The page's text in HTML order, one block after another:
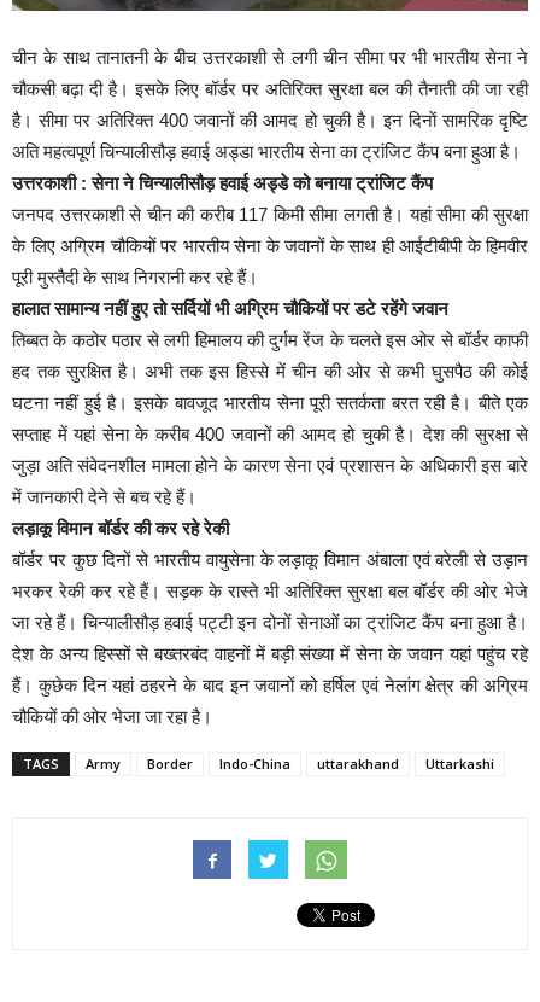
चीन के साथ तानातनी के बीच उत्तरकाशी से लगी चीन सीमा पर भी भारतीय सेना ने
चौकसी बढ़ा दी है। इसके लिए बॉर्डर पर अतिरिक्त सुरक्षा बल की तैनाती की जा रही
है। सीमा पर अतिरिक्त 400 जवानों की आमद हो चुकी है। इन दिनाें सामरिक दृष्टि
अति महत्वपूर्ण चिन्यालीसौड़ हवाई अड्डा भारतीय सेना का ट्रांजिट कैंप बना हुआ है।
उत्तरकाशी : सेना ने चिन्यालीसौड़ हवाई अड्डे को बनाया ट्रांजिट कैंप
जनपद उत्तरकाशी से चीन की करीब 117 किमी सीमा लगती है। यहां सीमा की सुरक्षा
के लिए अग्रिम चौकियों पर भारतीय सेना के जवानों के साथ ही आईटीबीपी के हिमवीर
पूरी मुस्तैदी के साथ निगरानी कर रहे हैं।
हालात सामान्य नहीं हुए तो सर्दियों भी अग्रिम चौकियों पर डटे रहेंगे जवान
तिब्बत के कठोर पठार से लगी हिमालय की दुर्गम रेंज के चलते इस ओर से बॉर्डर काफी
हद तक सुरक्षित है। अभी तक इस हिस्से में चीन की ओर से कभी घुसपैठ की कोई
घटना नहीं हुई है। इसके बावजूद भारतीय सेना पूरी सतर्कता बरत रही है। बीते एक
सप्ताह में यहां सेना के करीब 400 जवानों की आमद हो चुकी है। देश की सुरक्षा से
जुड़ा अति संवेदनशील मामला होने के कारण सेना एवं प्रशासन के अधिकारी इस बारे
में जानकारी देने से बच रहे हैं।
लड़ाकू विमान बॉर्डर की कर रहे रेकी
बॉर्डर पर कुछ दिनों से भारतीय वायुसेना के लड़ाकू विमान अंबाला एवं बरेली से उड़ान
भरकर रेकी कर रहे हैं। सड़क के रास्ते भी अतिरिक्त सुरक्षा बल बॉर्डर की ओर भेजे
जा रहे हैं। चिन्यालीसौड़ हवाई पट्टी इन दोनों सेनाओं का ट्रांजिट कैंप बना हुआ है।
देश के अन्य हिस्सों से बख्तरबंद वाहनों में बड़ी संख्या में सेना के जवान यहां पहुंच रहे
हैं। कुछेक दिन यहां ठहरने के बाद इन जवानों को हर्षिल एवं नेलांग क्षेत्र की अग्रिम
चौकियों की ओर भेजा जा रहा है।
TAGS Army Border Indo-China uttarakhand Uttarkashi